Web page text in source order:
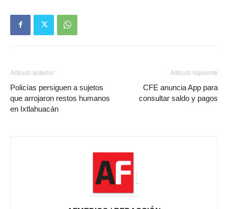
Artículo anterior
Policías persiguen a sujetos
que arrojaron restos humanos
en Ixtlahuacán
Artículo siguiente
CFE anuncia App para
consultar saldo y pagos